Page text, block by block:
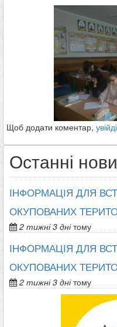
Щоб додати коментар,
Останні
ІНФОРМАЦІЯ ДЛЯ
ОКУПОВАНИХ
2 тижні 3 днітому
ІНФОРМАЦІЯ ДЛЯ
ОКУПОВАНИХ
2 тижні 3 днітому